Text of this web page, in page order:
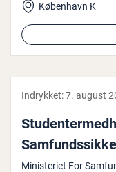
København K
Indrykket:7. august
Ministeriet For